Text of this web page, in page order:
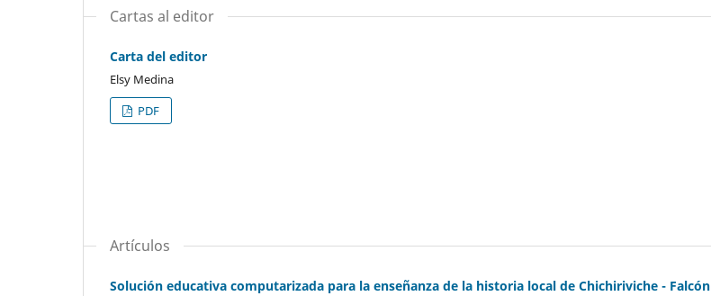
Cartas al editor
Carta del editor
Elsy Medina
PDF
Artículos
Solución educativa computarizada para la enseñanza de la historia local de Chichiriviche - Falcón